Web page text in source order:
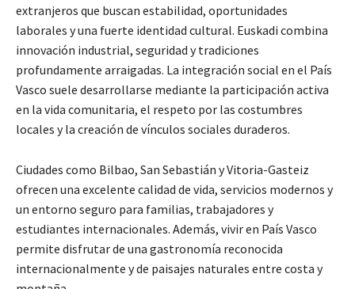
extranjeros que buscan estabilidad, oportunidades
laborales y una fuerte identidad cultural. Euskadi combina
innovación industrial, seguridad y tradiciones
profundamente arraigadas. La integración social en el País
Vasco suele desarrollarse mediante la participación activa
en la vida comunitaria, el respeto por las costumbres
locales y la creación de vínculos sociales duraderos.
Ciudades como Bilbao, San Sebastián y Vitoria-Gasteiz
ofrecen una excelente calidad de vida, servicios modernos y
un entorno seguro para familias, trabajadores y
estudiantes internacionales. Además, vivir en País Vasco
permite disfrutar de una gastronomía reconocida
internacionalmente y de paisajes naturales entre costa y